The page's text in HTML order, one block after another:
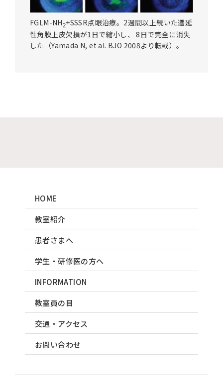
FGLM-NH2+SSSR点眼治療。2週間以上続いた遷延
性角膜上皮欠損が1日で縮小し、 8日で完全に消失
した（Yamada N, et al. BJO 2008より転載）。
HOME
教室紹介
患者さまへ
学生・研修医の方へ
INFORMATION
教室員の目
交通・アクセス
お問い合わせ